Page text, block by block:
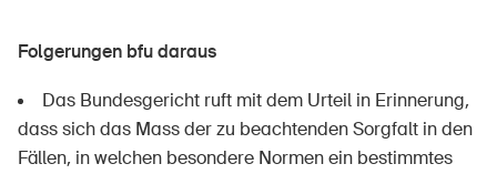
Folgerungen bfu daraus
Das Bundesgericht ruft mit dem Urteil in Erinnerung,
dass sich das Mass der zu beachtenden Sorgfalt in den
Fällen, in welchen besondere Normen ein bestimmtes